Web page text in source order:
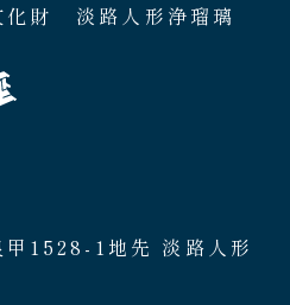
化財 淡路人形浄瑠璃
1528-1地先 淡路人形